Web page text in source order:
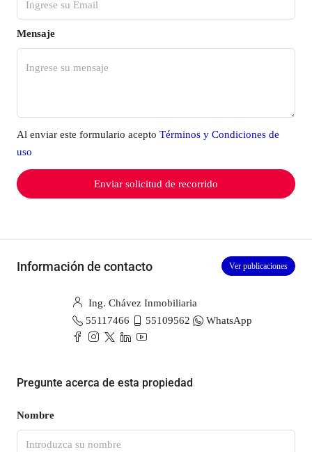
Mensaje
Al enviar este formulario acepto Términos y Condiciones de
uso
Enviar solicitud de recorrido
Información de contacto Ver publicaciones
Ing. Chávez Inmobiliaria
55117466
55109562 WhatsApp
Pregunte acerca de esta propiedad
Nombre